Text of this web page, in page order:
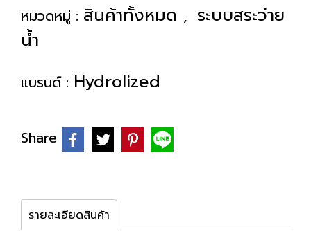
หมวดหมู่ : สินค้าทั้งหมด , ระบบสระว่าย
น้ำ
แบรนด์ : Hydrolized
Share
รายละเอียดสินค้า